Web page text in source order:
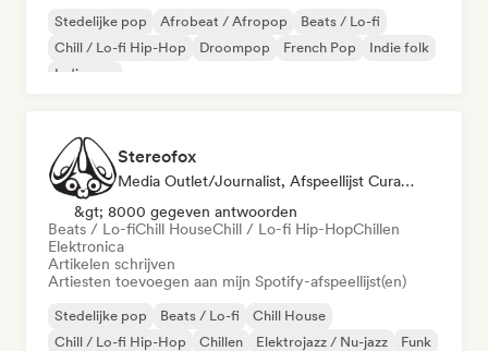
Stedelijke pop Afrobeat / Afropop
Beats / Lo-fi
Chill / Lo-fi Hip-Hop
Droompop French Pop
Indie folk
Indie pop
Stereofox
Media Outlet/Journalist, Afspeellijst Curator
&gt; 8000 gegeven antwoorden
Beats / Lo-fiChill HouseChill / Lo-fi Hip-HopChillen
Elektronica
Artikelen schrijven
Artiesten toevoegen aan mijn Spotify-afspeellijst(en)
Stedelijke pop Beats / Lo-fi
Chill House
Chill / Lo-fi Hip-Hop
Chillen Elektrojazz / Nu-jazz
Funk